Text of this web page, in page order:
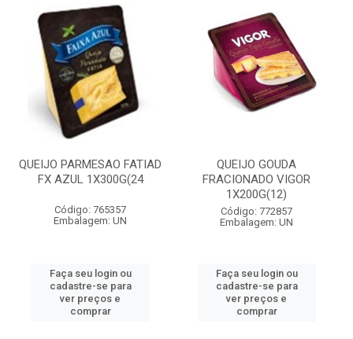
QUEIJO PARMESAO FATIAD
FX AZUL 1X300G(24
Código: 765357
Embalagem: UN
Faça seu login ou
cadastre-se para
ver preços e
comprar
QUEIJO GOUDA
FRACIONADO VIGOR
1X200G(12)
Código: 772857
Embalagem: UN
Faça seu login ou
cadastre-se para
ver preços e
comprar